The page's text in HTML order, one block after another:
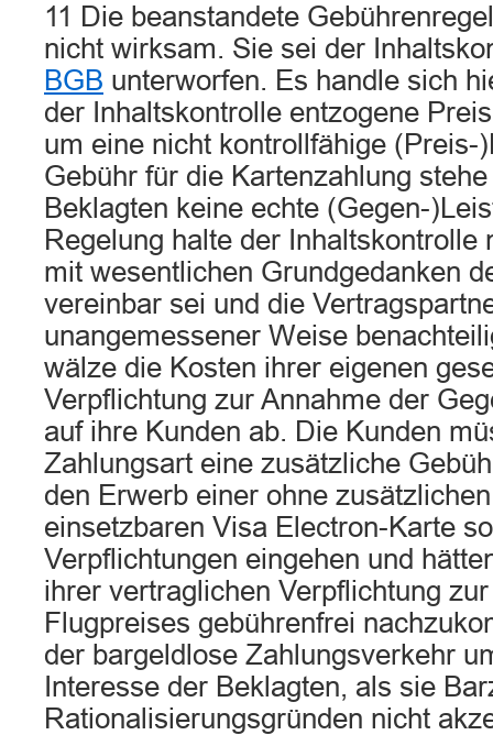
11 Die beanstandete
nicht wirksam. Sie sei der
BGB unterworfen. Es handle sich
der Inhaltskontrolle entzogene
um eine nicht kontrollfähige (Preis-
Gebühr für die Kartenzahlung
Beklagten keine echte (Gegen-
Regelung halte der Inhaltskontrolle
mit wesentlichen Grundgedanken
vereinbar sei und die
unangemessener Weise
wälze die Kosten ihrer eigenen
Verpflichtung zur Annahme der
auf ihre Kunden ab. Die Kunden
Zahlungsart eine zusätzliche
den Erwerb einer ohne
einsetzbaren Visa Electron-Karte
Verpflichtungen eingehen und
ihrer vertraglichen Verpflichtung
Flugpreises gebührenfrei
der bargeldlose Zahlungsverkehr
Interesse der Beklagten, als sie
Rationalisierungsgründen nicht